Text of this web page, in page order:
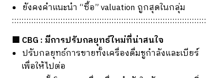
ยังคงคำแนะนำ “ซื้อ” valuation ถูกสุดในกลุ่ม
::::::::::::::::::::::::::::::::::::::::::::::::::::::::::::::::::::::::::::::::
🟦 CBG : มีการปรับกลยุทธ์ใหม่ที่น่าสนใจ
ปรับกลยุทธ์การขายทั้งเครื่องดื่มชูกำลังและเบียร์
เพื่อให้ไปต่อ